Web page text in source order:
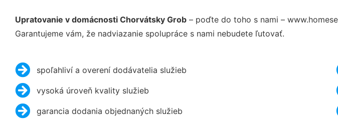
Upratovanie v domácnosti Chorvátsky Grob – poďte do toho s nami –
Garantujeme vám, že nadviazanie spolupráce s nami nebudete ľutovať.
spoľahliví a overení dodávatelia služieb
vysoká úroveň kvality služieb
garancia dodania objednaných služieb